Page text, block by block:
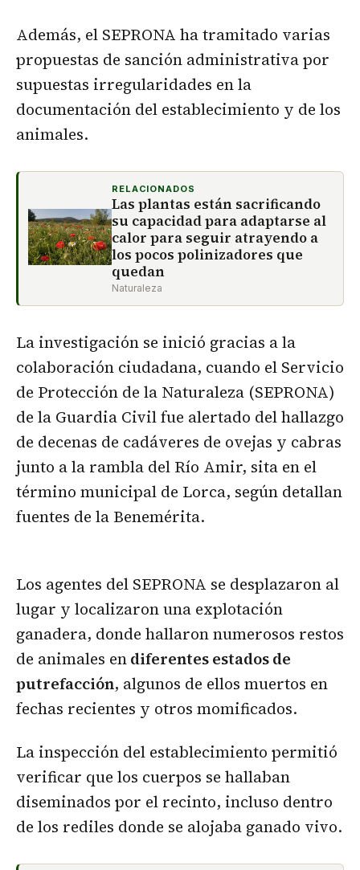
Además, el SEPRONA ha tramitado varias
propuestas de sanción administrativa por
supuestas irregularidades en la
documentación del establecimiento y de los
animales.
RELACIONADOS
Las plantas están sacrificando
su capacidad para adaptarse al
calor para seguir atrayendo a
los pocos polinizadores que
quedan
Naturaleza
La investigación se inició gracias a la
colaboración ciudadana, cuando el Servicio
de Protección de la Naturaleza (SEPRONA)
de la Guardia Civil fue alertado del hallazgo
de decenas de cadáveres de ovejas y cabras
junto a la rambla del Río Amir, sita en el
término municipal de Lorca, según detallan
fuentes de la Benemérita.
Los agentes del SEPRONA se desplazaron al
lugar y localizaron una explotación
ganadera, donde hallaron numerosos restos
de animales endiferentes estados de
putrefacción, algunos de ellos muertos en
fechas recientes y otros momificados.
La inspección del establecimiento permitió
verificar que los cuerpos se hallaban
diseminados por el recinto, incluso dentro
de los rediles donde se alojaba ganado vivo.